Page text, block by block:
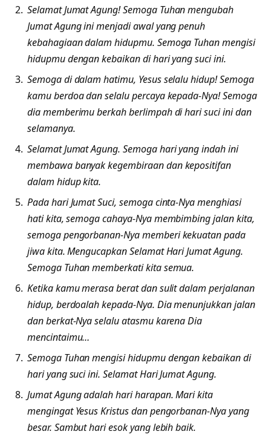
Selamat Jumat Agung! Semoga Tuhan mengubah
Jumat Agung ini menjadi awal yang penuh
kebahagiaan dalam hidupmu. Semoga Tuhan mengisi
hidupmu dengan kebaikan di hari yang suci ini.
Semoga di dalam hatimu, Yesus selalu hidup! Semoga
kamu berdoa dan selalu percaya kepada-Nya! Semoga
dia memberimu berkah berlimpah di hari suci ini dan
selamanya.
Selamat Jumat Agung. Semoga hari yang indah ini
membawa banyak kegembiraan dan kepositifan
dalam hidup kita.
Pada hari Jumat Suci, semoga cinta-Nya menghiasi
hati kita, semoga cahaya-Nya membimbing jalan kita,
semoga pengorbanan-Nya memberi kekuatan pada
jiwa kita. Mengucapkan Selamat Hari Jumat Agung.
Semoga Tuhan memberkati kita semua.
Ketika kamu merasa berat dan sulit dalam perjalanan
hidup, berdoalah kepada-Nya. Dia menunjukkan jalan
dan berkat-Nya selalu atasmu karena Dia
mencintaimu…
Semoga Tuhan mengisi hidupmu dengan kebaikan di
hari yang suci ini. Selamat Hari Jumat Agung.
Jumat Agung adalah hari harapan. Mari kita
mengingat Yesus Kristus dan pengorbanan-Nya yang
besar. Sambut hari esok yang lebih baik.